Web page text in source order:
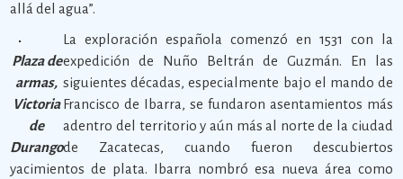
allá del agua”.
Plaza de
armas,
Victoria
de
Durango
La exploración española comenzó en 1531 con la
expedición de Nuño Beltrán de Guzmán. En las
siguientes décadas, especialmente bajo el mando de
Francisco de Ibarra, se fundaron asentamientos más
adentro del territorio y aún más al norte de la ciudad
de Zacatecas, cuando fueron descubiertos
yacimientos de plata. Ibarra nombró esa nueva área como